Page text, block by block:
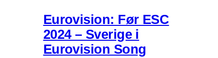
Eurovision: Før ESC
2024 – Sverige i
Eurovision Song